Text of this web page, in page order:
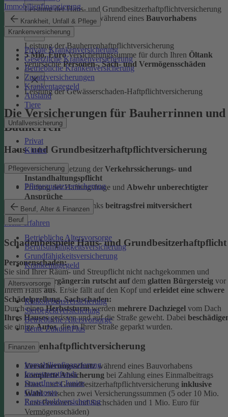
Immobilienfinanzierung
Krankheit, Unfall & Pflege
Krankenversicherung
Private Krankenversicherung
Gesetzliche Krankenversicherung
Betriebliche Krankenversicherung
Zusatzversicherungen
Krankentagegeld
Ausland
Tiere
Unfallversicherung
Privat
Kinder
Pflegeversicherung
Pflegezusatzversicherung
Beruf, Alter & Finanzen
Beruf
Betriebliche Altersvorsorge
Berufsunfähigkeitsversicherung
Grundfähigkeitsversicherung
Krankentagegeld
Altersvorsorge
Risikolebensversicherung
Sterbegeldversicherung
Betriebliche Altersvorsorge
Rente ZukunftPlus
Finanzen
Immobilienfinanzierung
Investmentfonds
SmartInvest Junior
Girokonto
Restschuldversicherung
Leistung der Haus- und Grundbesitzerhaftpflichtversicherung
Versicherungsschutz während eines Bauvorhabens
Leistung der Bauherrenhaftpflichtversicherung
5 Mio. EuroVersicherungssumme für durch Ihren Öltank
verursachtePersonen-, Sach- und Vermögensschäden
Leistung der Gewässerschaden-Haftpflichtversicherung
Die Versicherungen für Bauherrinnen und
Bauherren
Haus- und Grundbesitzerhaftpflichtversicherung
haftet bei Verletzung der Verkehrssicherungs- und
Instandhaltungspflicht
Prüfung der Haftungsfrage und Abwehr unberechtigter
Ansprüche
privat genutzte Gastanks beitragsfrei mitversichert
Mehr erfahren
Schadenbeispiele Haus- und Grundbesitzerhaftpflicht
Personenschaden:
Sie sind Ihrer Räum- und Streupflicht nicht nachgekommen und
ein/eineSpaziergänger:in rutscht aufdem glatten Bürgersteig vor
Ihrem Hausaus. Er/sie fällt auf den Kopf und erleidet eine schwere
Schädelprellung. Sachschaden:
Durch einenHerbststurmwerden mehrere Dachziegel vom Dach
Ihres Hausesgerissen und auf die Straße geweht. Dabei
sie einigeAutos, die in Ihrer Straße geparkt wurden.
Bauherrenhaftpflichtversicherung
Versicherungsschutzwährend eines Bauvorhabens
komplette Absicherung bei Zahlung eines Einmalbeitrags
Haus- und Grundbesitzerhaftpflichtversicherung inklusive
Wahlzwischen zwei Versicherungssummen (5 oder 10 Mio.
Euro Personen- und Sachschäden und 1 Mio. Euro für
Vermögensschäden)